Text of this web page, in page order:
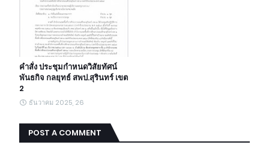
คำสั่ง ประชุมกำหนดวิสัยทัศน์
พันธกิจ กลยุทธ์ สพป.สุรินทร์ เขต
2
ธันวาคม 2025, 26
POST A COMMENT